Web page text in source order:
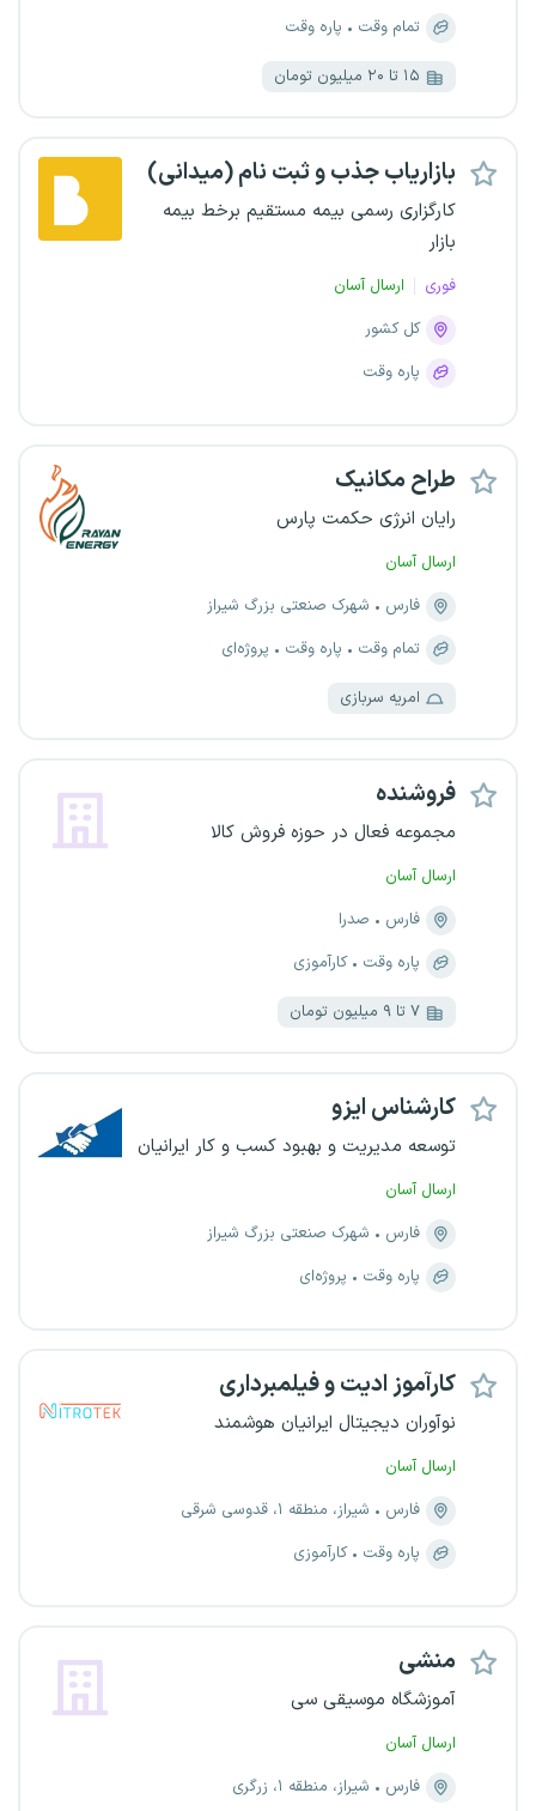
تمام وقت
پاره وقت
۱۵ تا ۲۰ میلیون تومان
بازاریاب جذب و ثبت نام (میدانی)
کارگزاری رسمی بیمه مستقیم برخط بیمه
بازار
فوری
ارسال آسان
کل کشور
پاره وقت
طراح مکانیک
رایان انرژی حکمت پارس
ارسال آسان
فارس
شهرک صنعتی بزرگ شیراز
تمام وقت
پاره وقت پروژه‌ای
امریه سربازی
فروشنده
مجموعه فعال در حوزه فروش کالا
ارسال آسان
فارس
صدرا
پاره وقت
کارآموزی
۷ تا ۹ میلیون تومان
کارشناس ایزو
توسعه مدیریت و بهبود کسب و کار ایرانیان
ارسال آسان
فارس
شهرک صنعتی بزرگ شیراز
پاره وقت
پروژه‌ای
کارآموز ادیت و فیلمبرداری
نوآوران دیجیتال ایرانیان هوشمند
ارسال آسان
فارس
شیراز، منطقه ۱، قدوسی شرقی
پاره وقت
کارآموزی
منشی
آموزشگاه موسیقی سی
ارسال آسان
فارس
شیراز، منطقه ۱، زرگری